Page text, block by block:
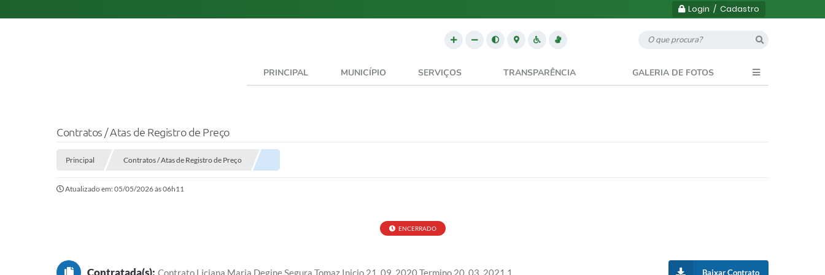
Login / Cadastro
PRINCIPAL MUNICÍPIO SERVIÇOS TRANSPARÊNCIA GALERIA DE FOTOS
Contratos / Atas de Registro de Preço
Principal Contratos / Atas de Registro de Preço
Atualizado em: 05/05/2026 às 06h11
ENCERRADO
Contratada(s): Contrato Liciana Maria Degine Segura Tomaz Inicio 21_09_2020 Termino 20_03_2021 1 Baixar Contrato